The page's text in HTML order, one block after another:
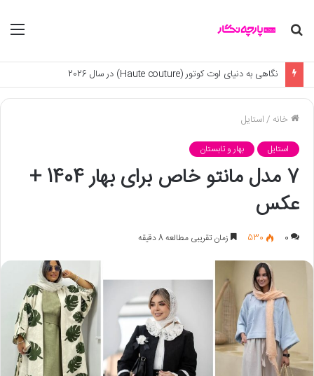
جستجو
5 مدل شلوار لینن جدید برای 1405
خانه /استایل
استایل بهار و تابستان
7 مدل مانتو خاص برای بهار 1404 +
عکس
0
530 زمان تقریبی مطالعه 8 دقیقه